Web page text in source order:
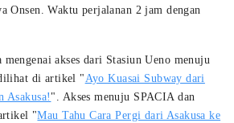
Onsen. Waktu perjalanan 2 jam dengan
akses dari Stasiun Ueno menuju
di artikel "Ayo Kuasai Subway dari
Asakusa! ". Akses menuju SPACIA dan
"Mau Tahu Cara Pergi dari Asakusa ke